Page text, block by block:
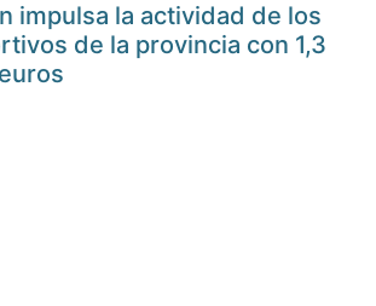
impulsa la actividad de los
de la provincia con 1,3